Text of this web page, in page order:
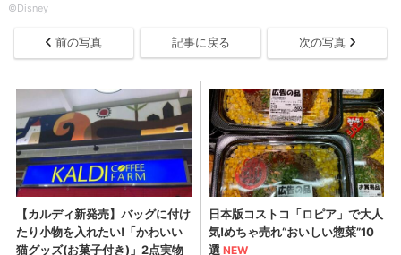
©Disney
前の写真 記事に戻る 次の写真